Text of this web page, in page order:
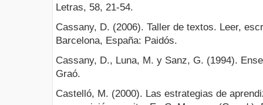
Letras, 58, 21-54.
Cassany, D. (2006). Taller de textos. Leer,
Barcelona, España: Paidós.
Cassany, D., Luna, M. y Sanz, G. (1994).
Graó.
Castelló, M. (2000). Las estrategias de